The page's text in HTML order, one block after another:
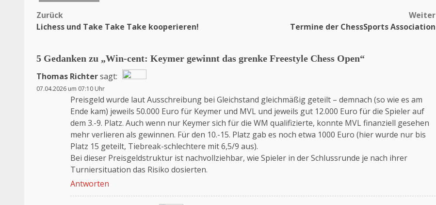
Beitragsnavigation
Zurück
Lichess und Take Take Take kooperieren!
Weiter
Termine der ChessSports Association
5 Gedanken zu „Win-cent: Keymer gewinnt das grenke Freestyle Chess Open“
Thomas Richtersagt:
Das „Echte-Person“-Abzeichen!
Anti-Spam von CleanTalk
07.04.2026 um 07:10 Uhr
Preisgeld wurde laut Ausschreibung bei Gleichstand gleichmäßig geteilt – demnach (so wie es am
Ende kam) jeweils 50.000 Euro für Keymer und MVL und jeweils gut 12.000 Euro für die Spieler auf
dem 3.-9. Platz. Auch wenn nur Keymer sich für die WM qualifizierte, konnte MVL finanziell gesehen
mehr verlieren als gewinnen. Für den 10.-15. Platz gab es noch etwa 1000 Euro (hier wurde nur bis
Platz 15 geteilt, Tiebreak-schlechtere mit 6,5/9 aus).
Bei dieser Preisgeldstruktur ist nachvollziehbar, wie Spieler in der Schlussrunde je nach ihrer
Turniersituation das Risiko dosierten.
Antworten